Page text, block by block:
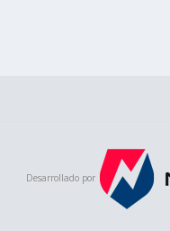
Desarrollado por